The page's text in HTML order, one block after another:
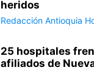
heridos
Redacción Antioquia
25 hospitales
afiliados de